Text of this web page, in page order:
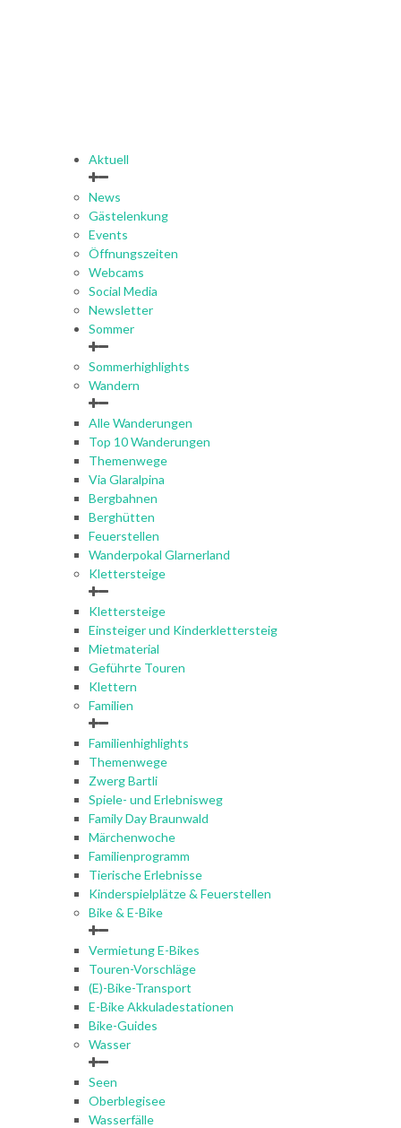
Aktuell
News
Gästelenkung
Events
Öffnungszeiten
Webcams
Social Media
Newsletter
Sommer
Sommerhighlights
Wandern
Alle Wanderungen
Top 10 Wanderungen
Themenwege
Via Glaralpina
Bergbahnen
Berghütten
Feuerstellen
Wanderpokal Glarnerland
Klettersteige
Klettersteige
Einsteiger und Kinderklettersteig
Mietmaterial
Geführte Touren
Klettern
Familien
Familienhighlights
Themenwege
Zwerg Bartli
Spiele- und Erlebnisweg
Family Day Braunwald
Märchenwoche
Familienprogramm
Tierische Erlebnisse
Kinderspielplätze & Feuerstellen
Bike & E-Bike
Vermietung E-Bikes
Touren-Vorschläge
(E)-Bike-Transport
E-Bike Akkuladestationen
Bike-Guides
Wasser
Seen
Oberblegisee
Wasserfälle